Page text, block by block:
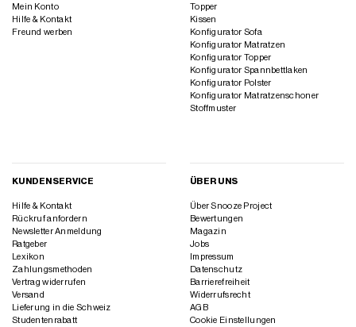
Mein Konto
Hilfe & Kontakt
Freund werben
Topper
Kissen
Konfigurator Sofa
Konfigurator Matratzen
Konfigurator Topper
Konfigurator Spannbettlaken
Konfigurator Polster
Konfigurator Matratzenschoner
Stoffmuster
KUNDENSERVICE
Hilfe & Kontakt
Rückruf anfordern
Newsletter Anmeldung
Ratgeber
Lexikon
Zahlungsmethoden
Vertrag widerrufen
Versand
Lieferung in die Schweiz
Studentenrabatt
ÜBER UNS
Über Snooze Project
Bewertungen
Magazin
Jobs
Impressum
Datenschutz
Barrierefreiheit
Widerrufsrecht
AGB
Cookie Einstellungen